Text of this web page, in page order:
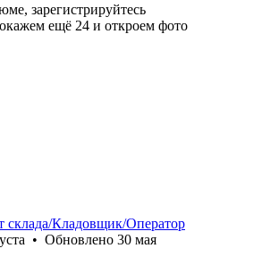
зарегистрируйтесь
ещё 24 и откроем фото
склада/Кладовщик/Оператор
• Обновлено 30 мая